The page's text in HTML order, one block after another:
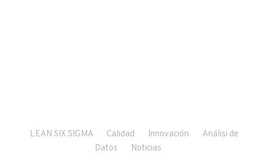
LEAN SIX SIGMA Calidad Innovación
Análisi de
Datos
Noticias